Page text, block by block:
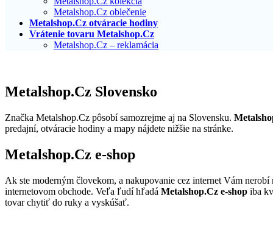
Metalshop.Cz oblečenie
Metalshop.Cz otváracie hodiny
Vrátenie tovaru Metalshop.Cz
Metalshop.Cz – reklamácia
Metalshop.Cz Slovensko
Značka Metalshop.Cz pôsobí samozrejme aj na Slovensku.
predajní, otváracie hodiny a mapy nájdete nižšie na stránke.
Metalshop.Cz e-shop
Ak ste moderným človekom, a nakupovanie cez internet Vám
internetovom obchode. Veľa ľudí hľadá Metalshop.Cz e-shop iba
tovar chytiť do ruky a vyskúšať.